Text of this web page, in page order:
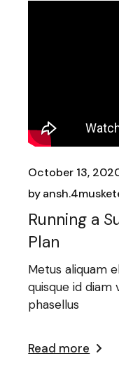
October 13,
by
Running a
Plan
Metus aliquam
quisque id
phasellus
Read more